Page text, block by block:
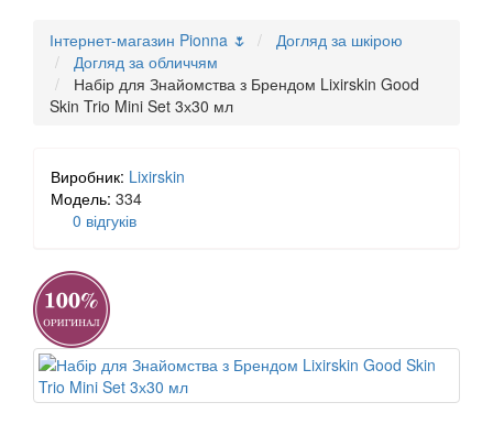
Інтернет-магазин Pionna 🌷
Догляд за шкірою
Догляд за обличчям
Набір для Знайомства з Брендом Lixirskin Good
Skin Trio Mini Set 3х30 мл
Виробник: Lixirskin
Модель: 334
0 відгуків